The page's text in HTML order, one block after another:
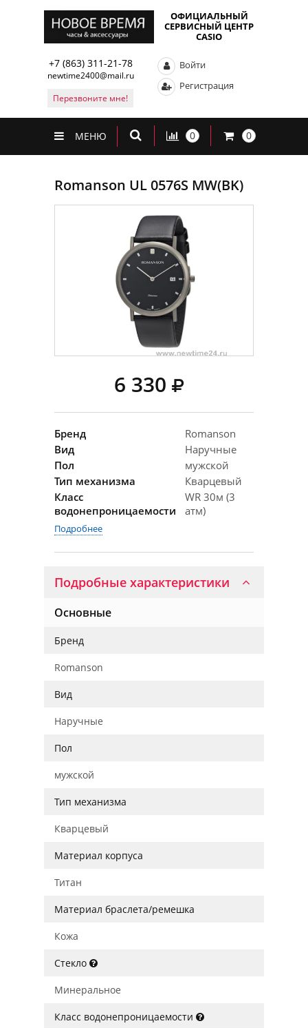
ОФИЦИАЛЬНЫЙ
СЕРВИСНЫЙ ЦЕНТР
CASIO
+7 (863) 311-21-78
newtime2400@mail.ru
Перезвоните мне!
Войти
Регистрация
МЕНЮ 0 0
Romanson UL 0576S MW(BK)
6 330
Бренд
Romanson
Вид
Наручные
Пол
мужской
Тип механизма
Кварцевый
Класс
водонепроницаемости
WR 30м (3
атм)
Подробнее
Подробные характеристики
Основные
Бренд
Romanson
Вид
Наручные
Пол
мужской
Тип механизма
Кварцевый
Материал корпуса
Титан
Материал браслета/ремешка
Кожа
Стекло
Минеральное
Класс водонепроницаемости